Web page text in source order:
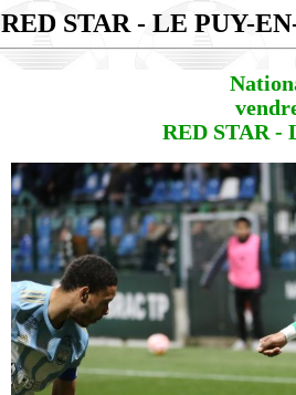
RED STAR - LE PUY-
RED STAR -